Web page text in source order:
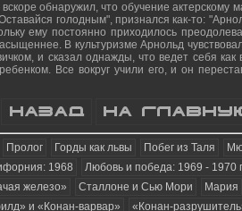
обнаружил, что обучение актерскому
голодным", признался как-то:
ему постоянно приходилось
В культуризме Арнольд
и сказал однажды, что ведет себя
Все вокруг учили его, и он
Пролог Горды как львы Побег из Таля
1968
Любовь и победа: 1969 - 1970
железо»
Сталлоне и Сью Мори Мария
и «Конан-варвар»
«Конан-